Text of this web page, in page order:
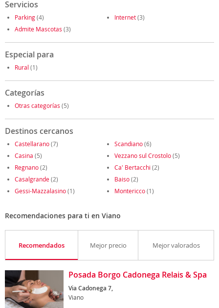
Servicios
Parking(4) Internet(3)
Admite Mascotas (3)
Especial para
Rural (1)
Categorías
Otras categorías (5)
Destinos cercanos
Castellarano(7) Scandiano(6)
Casina (5) Vezzano sul Crostolo(5)
Regnano(2) Ca' Bertacchi (2)
Casalgrande(2) Baiso(2)
Gessi-Mazzalasino(1) Montericco(1)
Recomendaciones para ti en Viano
Recomendados Mejor precio Mejor valorados
Posada Borgo Cadonega Relais & Spa
Via Cadonega 7,
Viano